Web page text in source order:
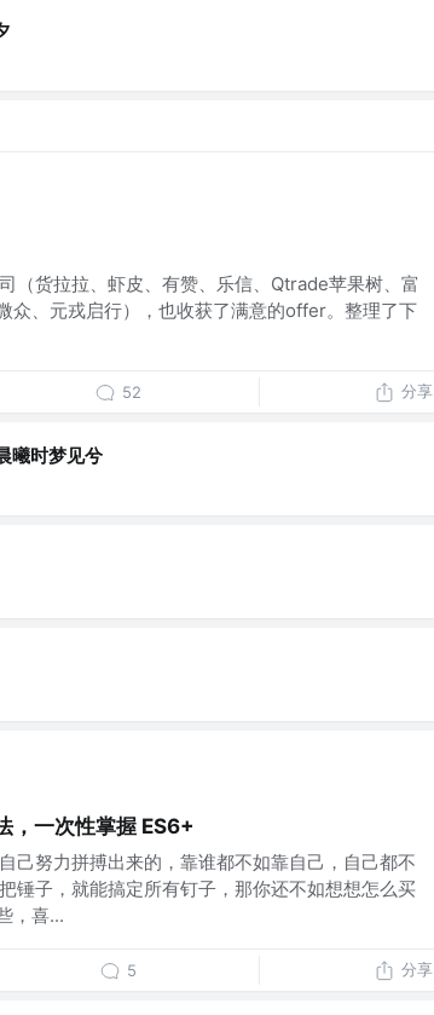
（货拉拉、虾皮、有赞、乐信、Qtrade苹果树、富
众、元戎启行），也收获了满意的offer。整理了下
52 分享
曦时梦见兮
一次性掌握 ES6+
己努力拼搏出来的，靠谁都不如靠自己，自己都不
锤子，就能搞定所有钉子，那你还不如想想怎么买
，喜...
5 分享